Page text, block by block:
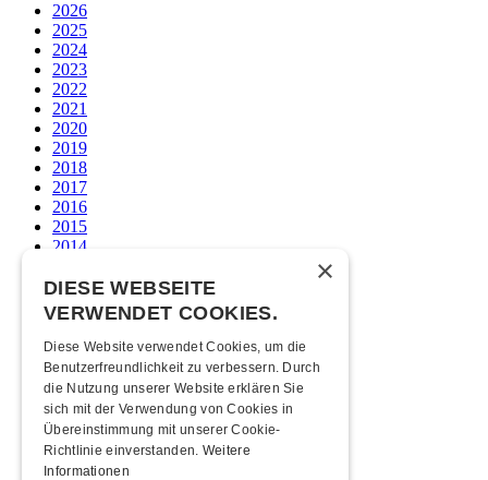
2026
2025
2024
2023
2022
2021
2020
2019
2018
2017
2016
2015
2014
2012
2011
2010
2009
2008
2007
2006
2005
2004
2003
×
DIESE WEBSEITE
VERWENDET COOKIES.
Diese Website verwendet Cookies, um die
Benutzerfreundlichkeit zu verbessern. Durch
die Nutzung unserer Website erklären Sie
sich mit der Verwendung von Cookies in
Übereinstimmung mit unserer Cookie-
Richtlinie einverstanden. Weitere
Informationen